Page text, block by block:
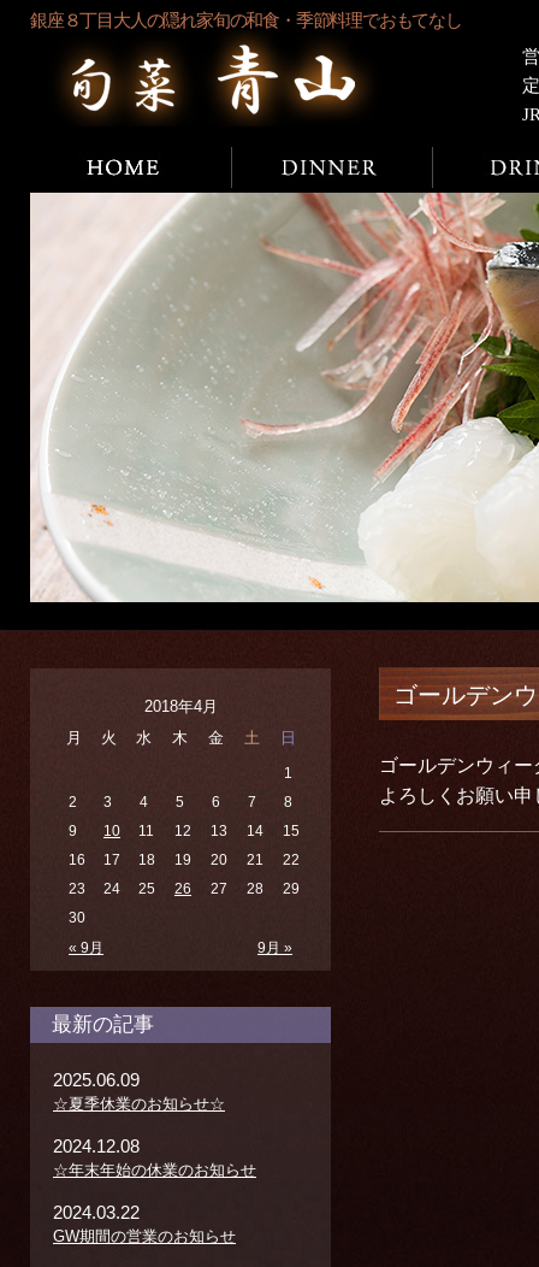
銀座８丁目大人の隠れ家旬の和食・季節料理でおもてなし
ホーム ディナー
ゴールデン
ゴールデンウィ
よろしくお願い
2018年4月
月
火 水 木 金 土 日
« 9月 9月 »
1
2
3 4 5 6 7
8
9
10 11 12 13 14
15
16
17 18 19 20 21
22
23
24 25 26 27 28
29
30
最新の記事
2025.06.09
☆夏季休業のお知らせ☆
2024.12.08
☆年末年始の休業のお知らせ
2024.03.22
GW期間の営業のお知らせ